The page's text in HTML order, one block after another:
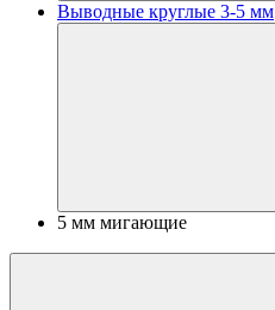
Выводные круглые 3-5 мм
5 мм мигающие